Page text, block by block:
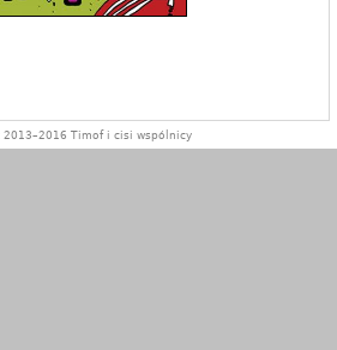
2013–2016 Timof i cisi wspólnicy